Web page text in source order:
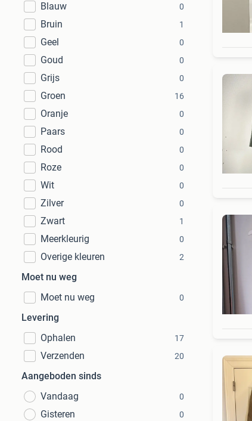
Blauw 0
Bruin 1
Geel 0
Goud 0
Grijs 0
Groen 16
Oranje 0
Paars 0
Rood 0
Roze 0
Wit 0
Zilver 0
Zwart 1
Meerkleurig 0
Overige kleuren 2
Moet nu weg
Moet nu weg
0
Levering
Ophalen
17
Verzenden 20
Aangeboden sinds
Vandaag
0
Gisteren 0